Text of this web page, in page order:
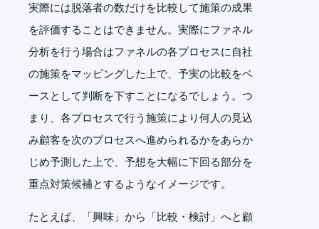
実際には脱落者の数だけを比較して施策の成果
を評価することはできません。実際にファネル
分析を行う場合はファネルの各プロセスに自社
の施策をマッピングした上で、予実の比較をベ
ースとして判断を下すことになるでしょう。つ
まり、各プロセスで行う施策により何人の見込
み顧客を次のプロセスへ進められるかをあらか
じめ予測した上で、予想を大幅に下回る部分を
重点対策候補とするようなイメージです。
たとえば、「興味」から「比較・検討」へと顧